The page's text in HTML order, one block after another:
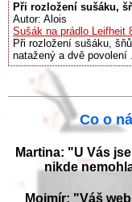
Při rozložení sušáku,
Autor: Alois
Sušák na prádlo Leifheit
Při rozložení sušáku,
natažený a dvě povolení
Co o
Martina: "U Vás
nikde
Mojmír: "Váš